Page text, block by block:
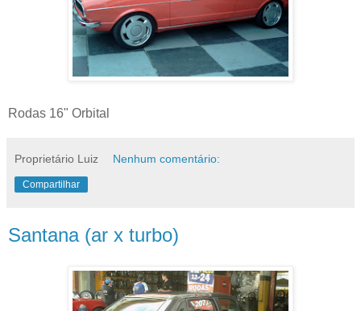
Rodas 16" Orbital
Proprietário Luiz Nenhum comentário:
Compartilhar
Santana (ar x turbo)